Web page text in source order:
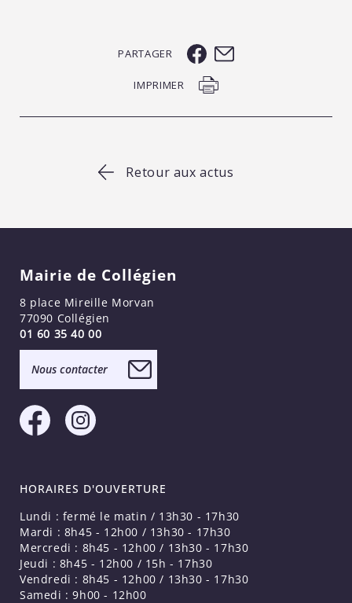
PARTAGER
IMPRIMER
Retour aux actus
Mairie de Collégien
8 place Mireille Morvan
77090 Collégien
01 60 35 40 00
Nous contacter
HORAIRES D'OUVERTURE
Lundi : fermé le matin / 13h30 - 17h30
Mardi : 8h45 - 12h00 / 13h30 - 17h30
Mercredi : 8h45 - 12h00 / 13h30 - 17h30
Jeudi : 8h45 - 12h00 / 15h - 17h30
Vendredi : 8h45 - 12h00 / 13h30 - 17h30
Samedi : 9h00 - 12h00